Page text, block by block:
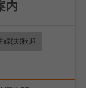
内
婦(夫)歓迎